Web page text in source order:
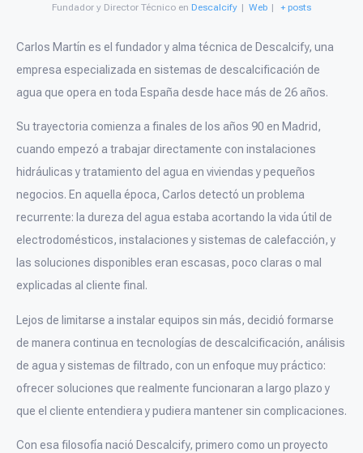
Fundador y Director Técnico en Descalcify | Web | + posts
Carlos Martín es el fundador y alma técnica de Descalcify, una
empresa especializada en sistemas de descalcificación de
agua que opera en toda España desde hace más de 26 años.
Su trayectoria comienza a finales de los años 90 en Madrid,
cuando empezó a trabajar directamente con instalaciones
hidráulicas y tratamiento del agua en viviendas y pequeños
negocios. En aquella época, Carlos detectó un problema
recurrente: la dureza del agua estaba acortando la vida útil de
electrodomésticos, instalaciones y sistemas de calefacción, y
las soluciones disponibles eran escasas, poco claras o mal
explicadas al cliente final.
Lejos de limitarse a instalar equipos sin más, decidió formarse
de manera continua en tecnologías de descalcificación, análisis
de agua y sistemas de filtrado, con un enfoque muy práctico:
ofrecer soluciones que realmente funcionaran a largo plazo y
que el cliente entendiera y pudiera mantener sin complicaciones.
Con esa filosofía nació Descalcify, primero como un proyecto